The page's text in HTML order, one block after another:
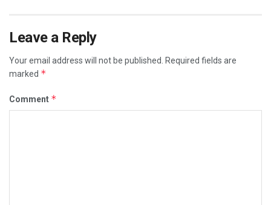
Leave a Reply
Your email address will not be published.
Required fields are
marked *
Comment *